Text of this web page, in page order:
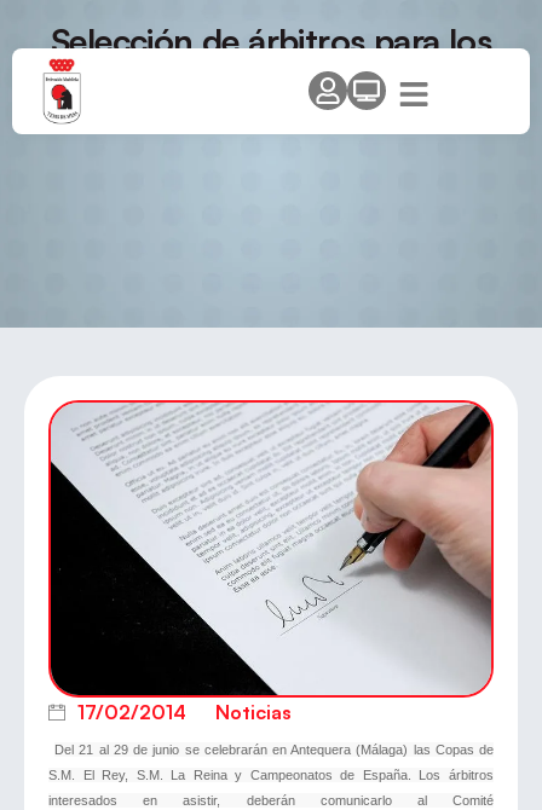
Selección de árbitros para los
Campeonatos de España 2014
17/02/2014 Noticias
Del 21 al 29 de junio se celebrarán en Antequera (Málaga) las Copas de
S.M. El Rey, S.M. La Reina y Campeonatos de España. Los árbitros
interesados en asistir, deberán comunicarlo al Comité